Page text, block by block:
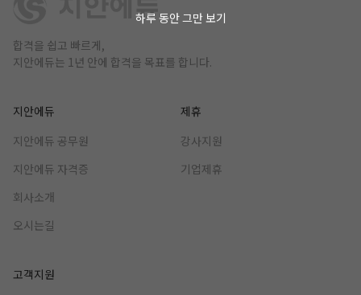
하루 동안 그만 보기
합격을 쉽고 빠르게,
지안에듀는 1년 안에 합격을 목표를 합니다.
지안에듀
지안에듀 공무원
지안에듀 자격증
회사소개
오시는길
제휴
강사지원
기업제휴
고객지원